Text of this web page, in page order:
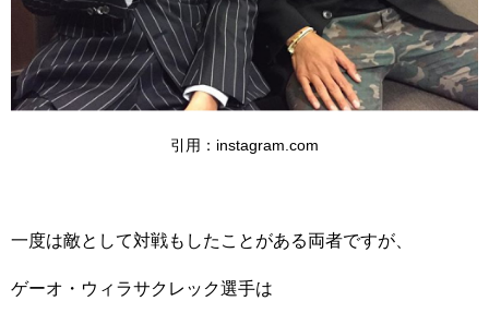
引用：instagram.com
一度は敵として対戦もしたことがある両者ですが、
ゲーオ・ウィラサクレック選手は